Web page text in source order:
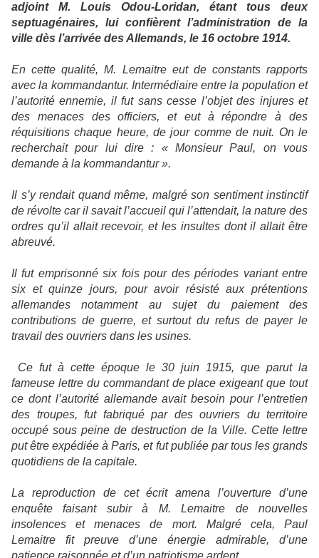
adjoint M. Louis Odou-Loridan, étant tous deux
septuagénaires, lui confièrent l’administration de la
ville dès l’arrivée des Allemands, le 16 octobre 1914.
En cette qualité, M. Lemaitre eut de constants rapports
avec la kommandantur. Intermédiaire entre la population et
l’autorité ennemie, il fut sans cesse l’objet des injures et
des menaces des officiers, et eut à répondre à des
réquisitions chaque heure, de jour comme de nuit. On le
recherchait pour lui dire : « Monsieur Paul, on vous
demande à la kommandantur ».
Il s’y rendait quand même, malgré son sentiment instinctif
de révolte car il savait l’accueil qui l’attendait, la nature des
ordres qu’il allait recevoir, et les insultes dont il allait être
abreuvé.
Il fut emprisonné six fois pour des périodes variant entre
six et quinze jours, pour avoir résisté aux prétentions
allemandes notamment au sujet du paiement des
contributions de guerre, et surtout du refus de payer le
travail des ouvriers dans les usines.
Ce fut à cette époque le 30 juin 1915, que parut la
fameuse lettre du commandant de place exigeant que tout
ce dont l’autorité allemande avait besoin pour l’entretien
des troupes, fut fabriqué par des ouvriers du territoire
occupé sous peine de destruction de la Ville. Cette lettre
put être expédiée à Paris, et fut publiée par tous les grands
quotidiens de la capitale.
La reproduction de cet écrit amena l’ouverture d’une
enquête faisant subir à M. Lemaitre de nouvelles
insolences et menaces de mort. Malgré cela, Paul
Lemaitre fit preuve d’une énergie admirable, d’une